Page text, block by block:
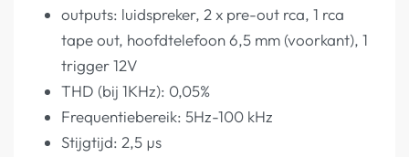
outputs: luidspreker, 2 x pre-out rca, 1 rca
tape out, hoofdtelefoon 6,5 mm (voorkant), 1
trigger 12V
THD (bij 1KHz): 0,05%
Frequentiebereik: 5Hz-100 kHz
Stijgtijd: 2,5 µs